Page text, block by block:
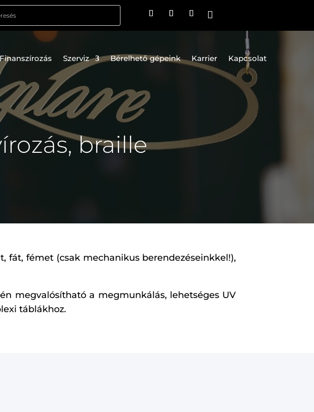

Szerviz Bérelhető gépeink Karrier Kapcsolat
braille
fát, fémet (csak mechanikus berendezéseinkkel!),
megvalósítható a megmunkálás, lehetséges UV
táblákhoz.